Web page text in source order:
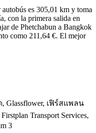
es 305,01 km y toma
con la primera salida en
de Phetchabun a Bangkok
como 211,64 €. El mejor
เฟิร์สแพลน
Transport Services,
3